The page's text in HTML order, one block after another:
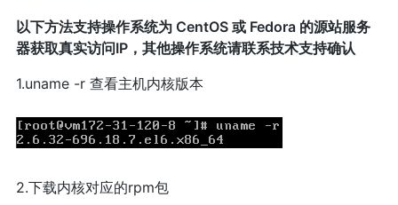
以下方法支持操作系统为 CentOS 或 Fedora 的源站服务
器获取真实访问IP，其他操作系统请联系技术支持确认
1.uname -r 查看主机内核版本
2.下载内核对应的rpm包